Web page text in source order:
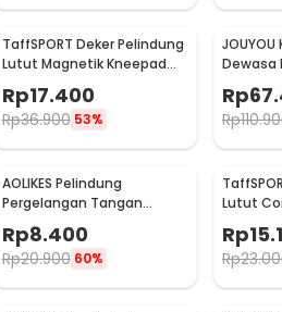
TaffSPORT Deker Pelindung
Lutut Magnetik Kneepad
A-7720
Rp17.400
Rp36.900 53%
Dewasa
Anti
E0735
Rp
Rp
AOLIKES Pelindung
Pergelangan Tangan
Support Fitness Olahraga -
1526
Rp8.400
Rp20.900 60%
Lutut
XL - SS7
Rp
Rp